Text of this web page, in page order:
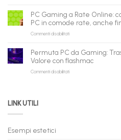
può
fare
shopping
qui
B2B
flashmac
per
Gaming
in
Pronta
Consegna
Nuovi
Ricondizionati,
Spedizione
PC Gaming a Rate Online:
PC in comode rate, anche
Commenti disabilitatisu
Gaming
a
Rate
Online:
Permuta PC da Gaming:
Valore con flashmac
Commenti disabilitatisu
LINK UTILI
Esempi estetici